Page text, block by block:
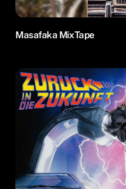
Masafaka MixTape